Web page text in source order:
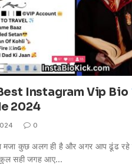
Instagram Vip Bio
2024
0
मजा कुछ अलग ही है और अगर आप ढूंढ
सही जगह आए…